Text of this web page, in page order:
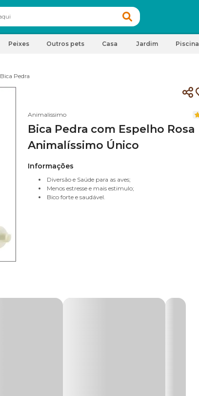
Peixes Outros pets Casa Jardim Piscina
Bica Pedra
Animalissimo
Bica Pedra com Espelho Rosa
Animalíssimo Único
Informações
Diversão e Saúde para as aves;
Menos estresse e mais estimulo;
Bico forte e saudável.